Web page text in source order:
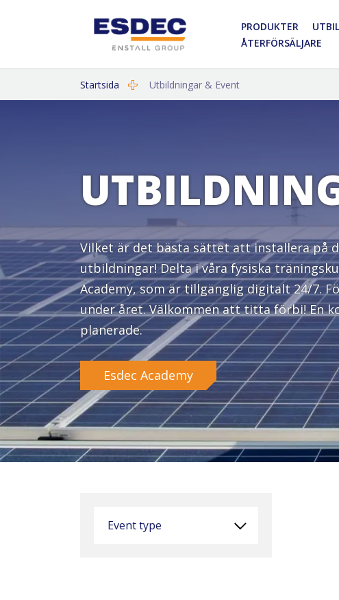
PRODUKTER
ÅTERFÖRSÄLJARE
Startsida Utbildningar & Event
Vilket är det bästa sättet att installera på
utbildningar! Delta i våra fysiska
Academy, som är tillgänglig digitalt 24/7.
under året. Välkommen att titta förbi! En
planerade.
Esdec Academy
Event type